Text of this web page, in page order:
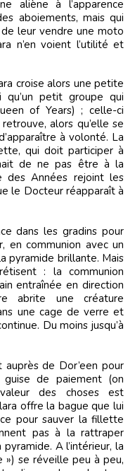
aliène à l’apparence
aboiements, mais qui
leur vendre une moto
n’en voient l’utilité et
qu’un petit groupe qui
of Years) ; celle-ci
alors qu’elle se
à volonté. La
qui doit participer à
de ne pas être à la
des Années rejoint les
le Docteur réapparaît à
dans les gradins pour
communion avec un
pyramide brillante. Mais
: la communion
entraînée en direction
abrite une créature
une cage de verre et
Du moins jusqu’à
de Dor’een pour
de paiement (on
des choses est
offre la bague que lui
pour sauver la fillette
pas à la rattraper
A l’intérieur, la
») se réveille peu à peu,